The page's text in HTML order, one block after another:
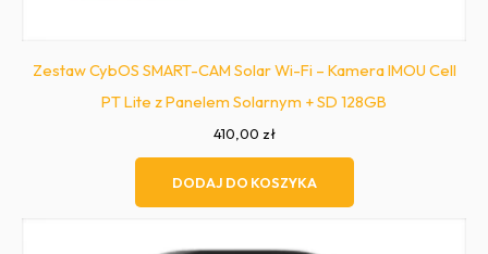
Zestaw CybOS SMART-CAM Solar Wi-Fi – Kamera IMOU Cell
PT Lite z Panelem Solarnym + SD 128GB
410,00 zł
DODAJ DO KOSZYKA